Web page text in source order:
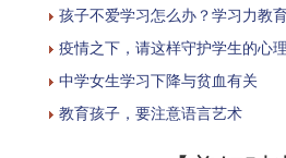
孩子不爱学习怎么办？学习力教
疫情之下，请这样守护学生的心
中学女生学习下降与贫血有关
教育孩子，要注意语言艺术